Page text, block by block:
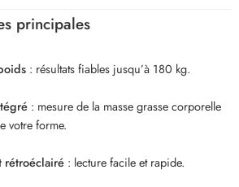
principales
: résultats fiables jusqu’à 180 kg.
: mesure de la masse grasse corporelle
votre forme.
rétroéclairé : lecture facile et rapide.